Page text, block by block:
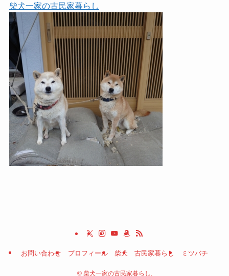
柴犬一家の古民家暮らし
お問い合わせ プロフィール 柴犬 古民家暮らし ミツバチ
©柴犬一家の古民家暮らし.